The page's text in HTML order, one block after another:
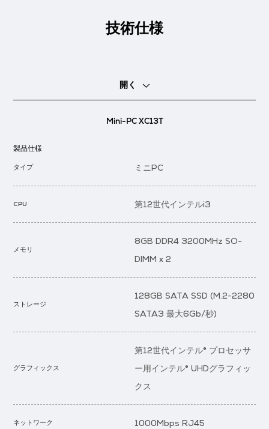
技術仕様
開く
Mini-PC XC13T
製品仕様
タイプ ミニPC
CPU 第12世代インテルi3
メモリ
8GB DDR4 3200MHz SO-
DIMM x 2
ストレージ
128GB SATA SSD (M.2-2280
SATA3 最大6Gb/秒)
グラフィックス
第12世代インテル® プロセッサ
ー用インテル® UHDグラフィッ
クス
ネットワーク 1000Mbps RJ45